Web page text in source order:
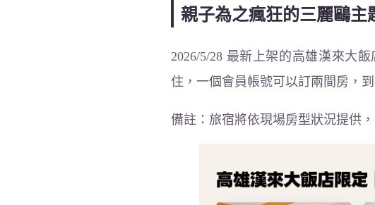
親子為之瘋狂的三麗鷗主
2026/5/28 最新上架的高雄漢來大
住，一個會員帳號可以訂兩間房，
備註：旅宿將依現場房型狀況提供